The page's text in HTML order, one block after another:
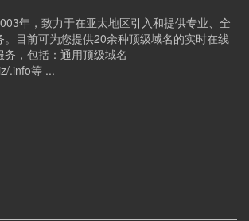
年，致力于在亚太地区引入和提供专业、全
目前可为您提供20余种顶级域名的实时在线
，包括：通用顶级域名
.info等 ...